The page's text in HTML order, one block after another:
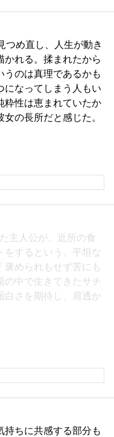
つめ直し、人生が動き
かれる。揉まれたから
うのは真理であるかも
になってしまう人もい
粋性は恵まれていたか
の長所だと感じた。
主人公が、近所の食
をするという、平坦な
褒められもせず苦にも
の中で生きてきたサチ
白さを期待し、肩透か
持ちに共感する部分も